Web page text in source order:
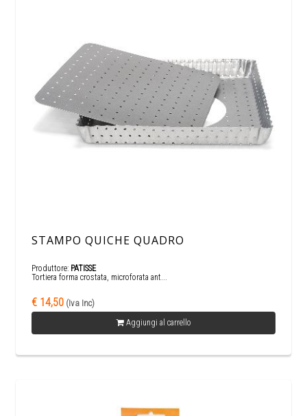
STAMPO QUICHE QUADRO
Produttore: PATISSE
Tortiera forma crostata, microforata ant...
€ 14,50 (Iva Inc)
Aggiungi al carrello